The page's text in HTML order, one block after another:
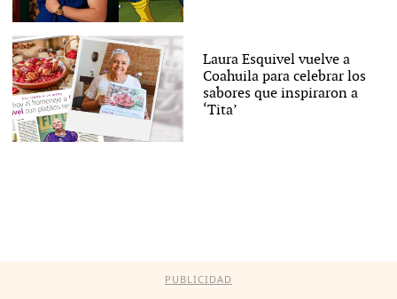
Laura Esquivel vuelve a
Coahuila para celebrar los
sabores que inspiraron a
‘Tita’
PUBLICIDAD